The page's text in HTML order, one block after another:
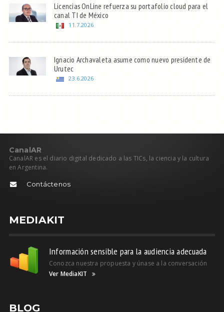
Licencias OnLine refuerza su portafolio cloud para el
canal TI de México
11.7.2026
Ignacio Archavaleta asume como nuevo presidente de
Urutec
23.6.2026
CanalAR
CanalAR es el diario digital dedicado a las TICs, la ciencia y la cultura
en Argentina.
Contáctenos
MEDIAKIT
Información sensible para la audiencia adecuada
Conozca nuestra propuesta y únase a la conversación
Ver MediaKIT
BLOG